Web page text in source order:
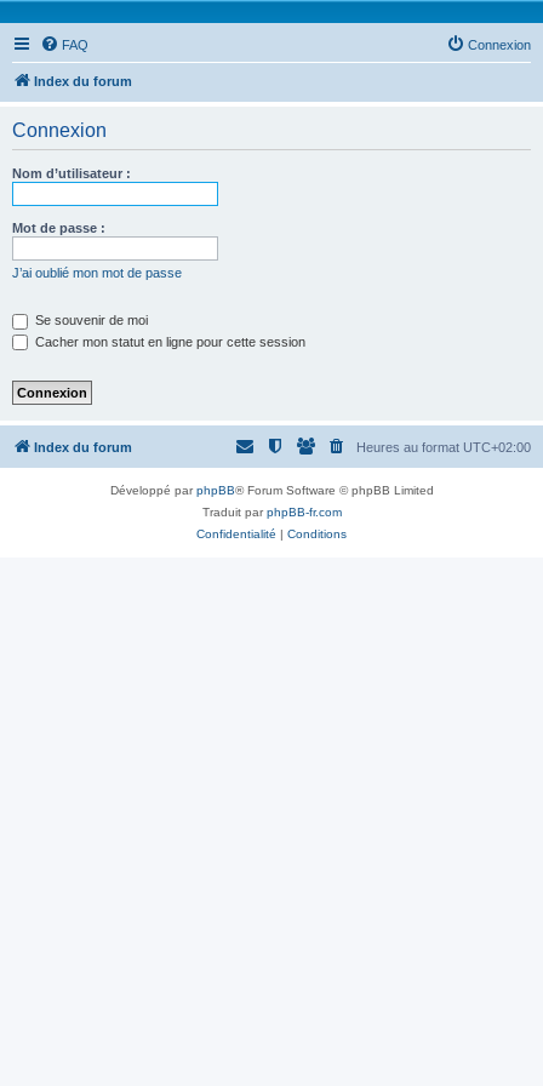
FAQ Connexion
Index du forum
Connexion
Nom d’utilisateur :
Mot de passe :
J’ai oublié mon mot de passe
Se souvenir de moi
Cacher mon statut en ligne pour cette session
Index du forum Heures au format UTC+02:00
Développé parphpBB® Forum Software © phpBB Limited
Traduit parphpBB-fr.com
Confidentialité | Conditions